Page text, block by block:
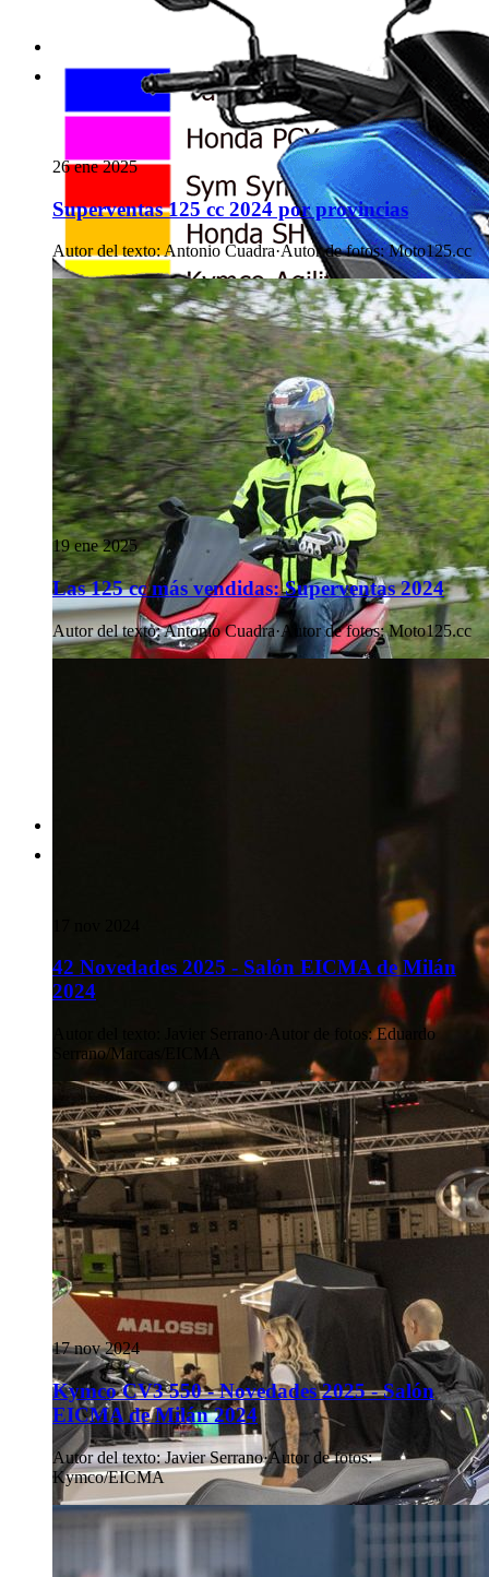
26 ene 2025
Superventas 125 cc 2024 por provincias
Autor del texto:Antonio Cuadra·Autor de fotos: Moto125.cc
19 ene 2025
Las 125 cc más vendidas: Superventas 2024
Autor del texto:Antonio Cuadra·Autor de fotos: Moto125.cc
42 Novedades 2025 - Salón EICMA de Milán
2024
Autor de fotos: Eduardo
Serrano/Marcas/EICMA
17 nov 2024
Kymco CV3 550 - Novedades 2025 - Salón
EICMA de Milán 2024
Autor del texto: Javier Serrano·Autor de fotos:
Kymco/EICMA